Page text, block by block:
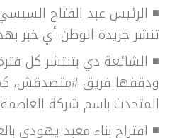
◾ الرئيس عبد الفتاح
تنشر جريدة الوطن أي خبر
ودققها فريق #متصدقش،
المتحدث باسم شركة العاصمة
◾ اقتراح بناء معبد يهودي